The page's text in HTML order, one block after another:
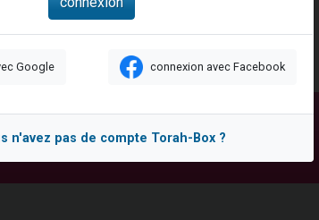
sur WhatsApp
sur WhatsApp
don pour 5 jours de vacances aux Orphelins
sur WhatsApp
une bénédiction
don pour Sauvez la jambe de Yohan
Google connexion avec Facebook
n'avez pas de compte Torah-Box ?